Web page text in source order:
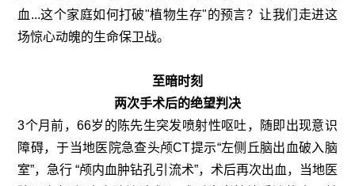
血...这个家庭如何打破"植物生存"的预言？让我们走进这
场惊心动魄的生命保卫战。
至暗时刻
两次手术后的绝望判决
3个月前，66岁的陈先生突发喷射性呕吐，随即出现意识
障碍，于当地医院急查头颅CT提示“左侧丘脑出血破入脑
室”，急行 “颅内血肿钻孔引流术”，术后再次出血，当地医